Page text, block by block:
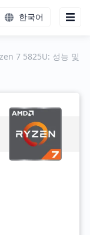
한국어
7 5825U: 성능 및